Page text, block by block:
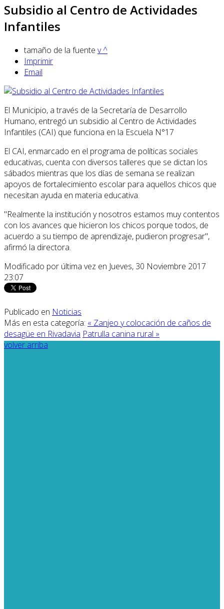
Subsidio al Centro de Actividades
Infantiles
tamaño de la fuente v^
Imprimir
Email
El Municipio, a través de la Secretaría de Desarrollo
Humano, entregó un subsidio al Centro de Actividades
Infantiles (CAI) que funciona en la Escuela N°17
El CAI, enmarcado en el programa de políticas sociales
educativas, cuenta con diversos talleres que se dictan los
sábados mientras que los días de semana se realizan
apoyos de fortalecimiento escolar para aquellos chicos que
necesitan ayuda en materia educativa.
"Realmente la institución y nosotros estamos muy contentos
con los avances que hicieron los chicos porque todos, de
acuerdo a su tiempo de aprendizaje, pudieron progresar",
afirmó la directora.
Modificado por última vez en Jueves, 30 Noviembre 2017
23:07
Publicado en Noticias
Más en esta categoría: « Zanjeo y colocación de caños de
desagüe en Rivadavia Patrulla canina rural »
volver arriba